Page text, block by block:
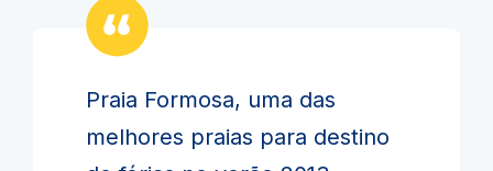
Praia Formosa, uma das
melhores praias para destino